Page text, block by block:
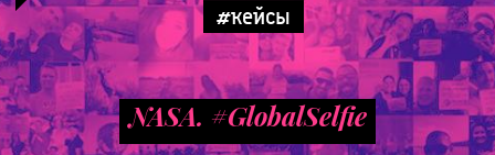
#кейсы
NASA. #GlobalSelfie